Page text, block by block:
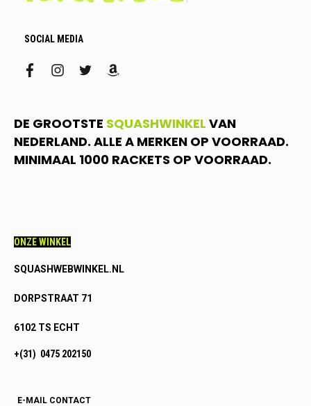
SOCIAL MEDIA
facebookinstagram
twitteramazon
DE GROOTSTE SQUASHWINKEL VAN
NEDERLAND. ALLE A MERKEN OP VOORRAAD.
MINIMAAL 1000 RACKETS OP VOORRAAD.
ONZE WINKEL
SQUASHWEBWINKEL.NL
DORPSTRAAT 71
6102 TS ECHT
+(31) 0475 202150
E-MAIL CONTACT